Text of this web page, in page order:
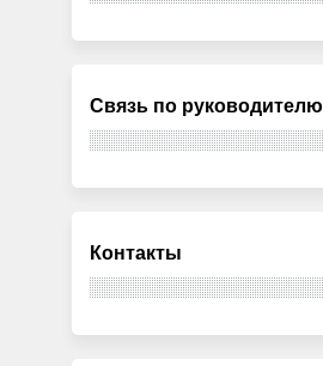
Связь по руководителю
Контакты